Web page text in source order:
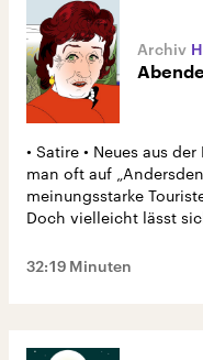
• Satire • Neues aus
man oft auf
meinungsstarke
Doch vielleicht lässt
32:19 Minuten